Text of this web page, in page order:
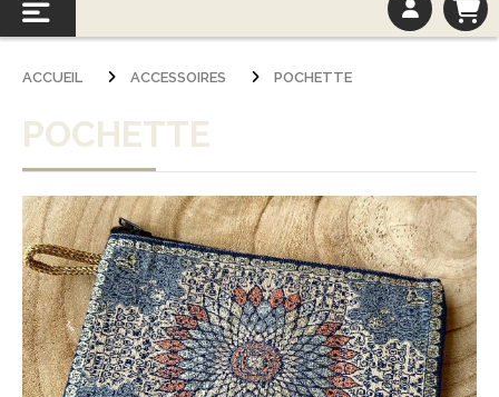
ACCUEIL ACCESSOIRES POCHETTE
POCHETTE